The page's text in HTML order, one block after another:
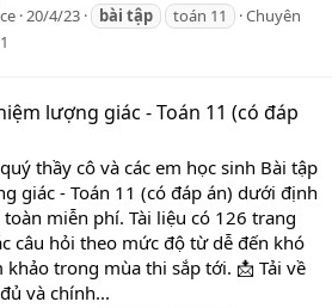
20/4/23 bài tập toán 11
Chuyên
lượng giác - Toán 11 (có đáp
thầy cô và các em học sinh Bài tập
giác - Toán 11 (có đáp án) dưới định
miễn phí. Tài liệu có 126 trang
câu hỏi theo mức độ từ dễ đến khó
khảo trong mùa thi sắp tới. 📩 Tải về
và chính...